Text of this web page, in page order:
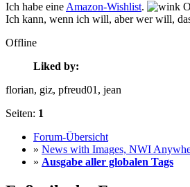
Ich habe eine Amazon-Wishlist.
Ich kann, wenn ich will, aber wer will,
Offline
Liked by:
florian, giz, pfreud01 , jean
Seiten: 1
Forum-Übersicht
» News with Images, NWI
» Ausgabe aller globalen Tags